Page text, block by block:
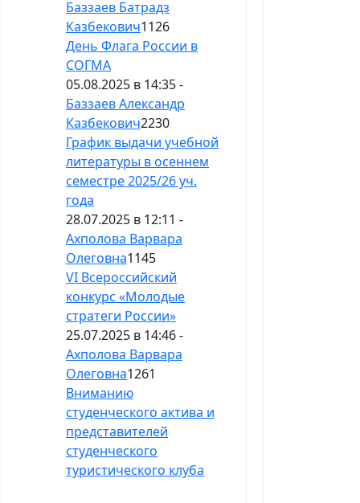
Баззаев Батрадз
Казбекович1126
День Флага России в
СОГМА
05.08.2025 в 14:35 -
Баззаев Александр
Казбекович2230
График выдачи учебной
литературы в осеннем
семестре 2025/26 уч.
года
28.07.2025 в 12:11 -
Ахполова Варвара
Олеговна1145
VI Всероссийский
конкурс «Молодые
стратеги России»
25.07.2025 в 14:46 -
Ахполова Варвара
Олеговна1261
Вниманию
студенческого актива и
представителей
студенческого
туристического клуба